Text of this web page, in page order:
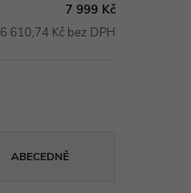
7 999 Kč
6 610,74 Kč bez DPH
ABECEDNĚ